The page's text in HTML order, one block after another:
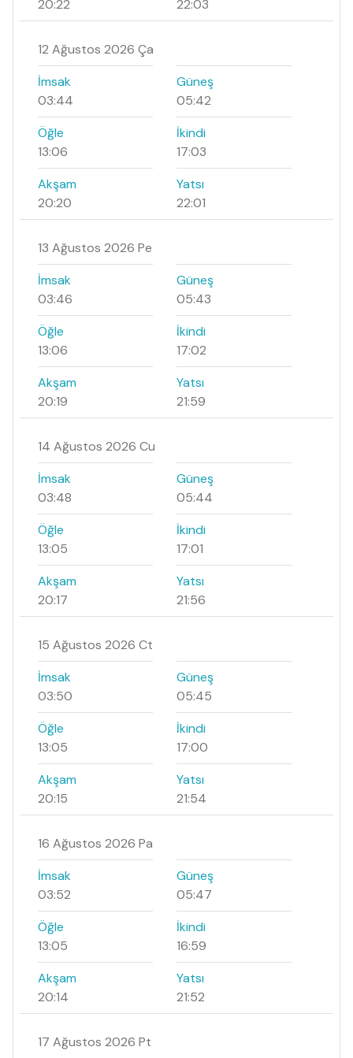
20:22 22:03
12 Ağustos 2026 Ça
İmsak
03:44
Güneş
05:42
Öğle
13:06
İkindi
17:03
Akşam
20:20
Yatsı
22:01
13 Ağustos 2026 Pe
İmsak
03:46
Güneş
05:43
Öğle
13:06
İkindi
17:02
Akşam
20:19
Yatsı
21:59
14 Ağustos 2026 Cu
İmsak
03:48
Güneş
05:44
Öğle
13:05
İkindi
17:01
Akşam
20:17
Yatsı
21:56
15 Ağustos 2026 Ct
İmsak
03:50
Güneş
05:45
Öğle
13:05
İkindi
17:00
Akşam
20:15
Yatsı
21:54
16 Ağustos 2026 Pa
İmsak
03:52
Güneş
05:47
Öğle
13:05
İkindi
16:59
Akşam
20:14
Yatsı
21:52
17 Ağustos 2026 Pt